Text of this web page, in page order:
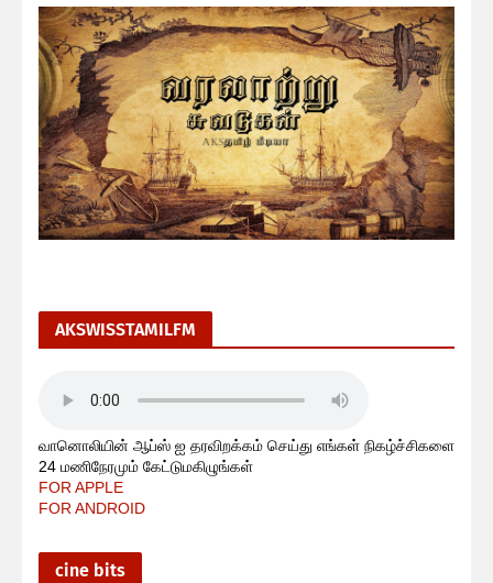
AKSWISSTAMILFM
வானொலியின் ஆப்ஸ் ஐ தரவிறக்கம் செய்து எங்கள் நிகழ்ச்சிகளை
24 மணிநேரமும் கேட்டுமகிழுங்கள்
FOR APPLE
FOR ANDROID
cine bits